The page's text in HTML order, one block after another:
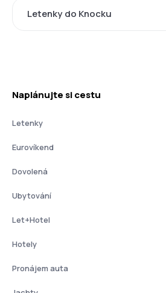
Letenky do Knocku
Naplánujte si cestu
Letenky
Eurovíkend
Dovolená
Ubytování
Let+Hotel
Hotely
Pronájem auta